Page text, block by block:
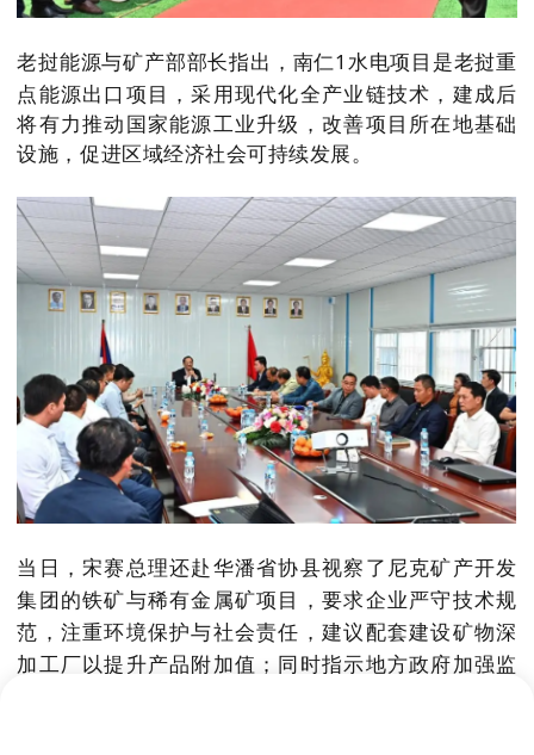
老挝能源与矿产部部长指出，南仁1水电项目是老挝重
点能源出口项目，采用现代化全产业链技术，建成后
将有力推动国家能源工业升级，改善项目所在地基础
设施，促进区域经济社会可持续发展。
当日，宋赛总理还赴华潘省协县视察了尼克矿产开发
集团的铁矿与稀有金属矿项目，要求企业严守技术规
范，注重环境保护与社会责任，建议配套建设矿物深
加工厂以提升产品附加值；同时指示地方政府加强监